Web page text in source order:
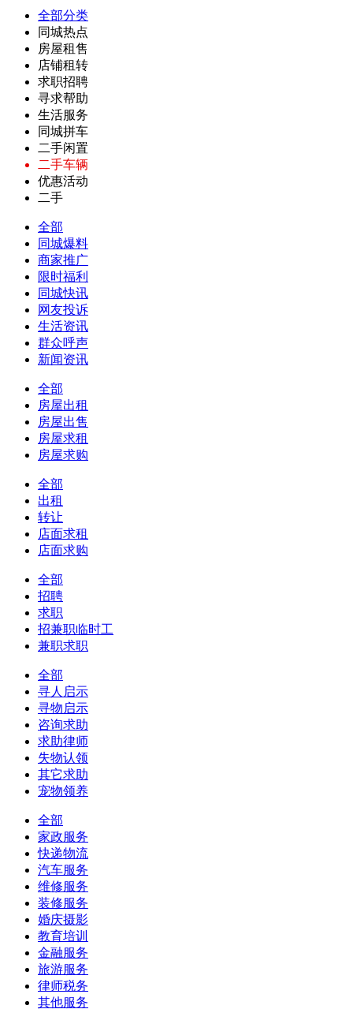
全部分类
同城热点
房屋租售
店铺租转
求职招聘
寻求帮助
生活服务
同城拼车
二手闲置
二手车辆
优惠活动
二手
全部
同城爆料
商家推广
限时福利
同城快讯
网友投诉
生活资讯
群众呼声
新闻资讯
全部
房屋出租
房屋出售
房屋求租
房屋求购
全部
出租
转让
店面求租
店面求购
全部
招聘
求职
招兼职临时工
兼职求职
全部
寻人启示
寻物启示
咨询求助
求助律师
失物认领
其它求助
宠物领养
全部
家政服务
快递物流
汽车服务
维修服务
装修服务
婚庆摄影
教育培训
金融服务
旅游服务
律师税务
其他服务